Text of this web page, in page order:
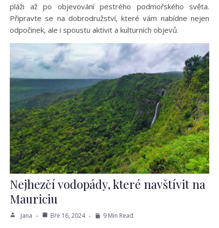
pláži až po objevování pestrého podmořského světa.
Připravte se na dobrodružství, které vám nabídne nejen
odpočinek, ale i spoustu aktivit a kulturních objevů.
Nejhezčí vodopády, které navštívit na
Mauriciu
Jana Bře 16, 2024 9 Min Read